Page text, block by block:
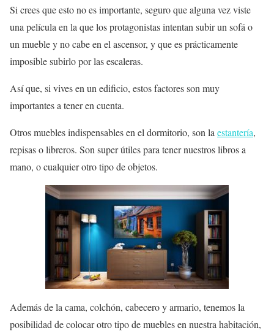
Si crees que esto no es importante, seguro que alguna vez viste
una película en la que los protagonistas intentan subir un sofá o
un mueble y no cabe en el ascensor, y que es prácticamente
imposible subirlo por las escaleras.
Así que, si vives en un edificio, estos factores son muy
importantes a tener en cuenta.
Otros muebles indispensables en el dormitorio, son la estantería,
repisas o libreros. Son super útiles para tener nuestros libros a
mano, o cualquier otro tipo de objetos.
Además de la cama, colchón, cabecero y armario, tenemos la
posibilidad de colocar otro tipo de muebles en nuestra habitación,